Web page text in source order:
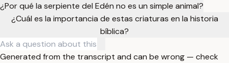
¿Por qué la serpiente del Edén no es un simple animal?
¿Cuál es la importancia de estas criaturas en la historia
bíblica?
Generated from the transcript and can be wrong — check